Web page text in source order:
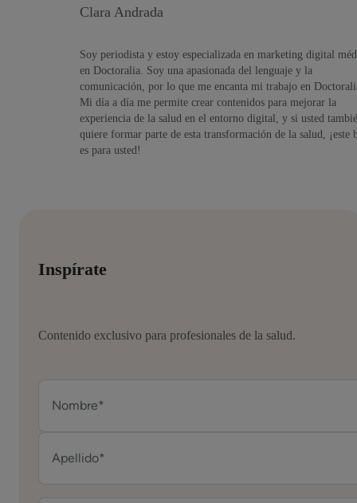
Clara Andrada
Soy periodista y estoy especializada en marketing digital
en Doctoralia. Soy una apasionada del lenguaje y la
comunicación, por lo que me encanta mi trabajo en
Mi día a día me permite crear contenidos para mejorar la
experiencia de la salud en el entorno digital, y si usted
quiere formar parte de esta transformación de la salud, ¡este
es para usted!
Inspírate
Contenido exclusivo para profesionales de la salud.